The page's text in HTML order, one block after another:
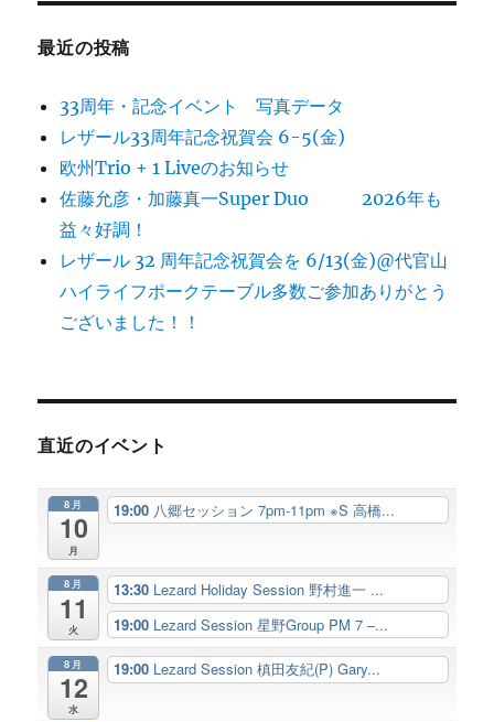
最近の投稿
33周年・記念イベント 写真データ
レザール33周年記念祝賀会 6-5(金)
欧州Trio + 1 Liveのお知らせ
佐藤允彦・加藤真一Super Duo 2026年も
益々好調！
レザール 32 周年記念祝賀会を 6/13(金)@代官山
ハイライフポークテーブル多数ご参加ありがとう
ございました！！
直近のイベント
8月
10
月
19:00 八郷セッション 7pm-11pm ※S 高橋...
8月
11
火
13:30 Lezard Holiday Session 野村進一 ...
19:00 Lezard Session 星野Group PM 7 –...
8月
12
水
19:00 Lezard Session 槙田友紀(P) Gary...